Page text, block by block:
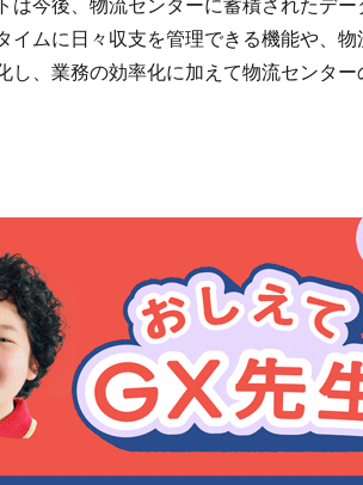
イムに日々収支を管理できる機能や、
し、業務の効率化に加えて物流センタ